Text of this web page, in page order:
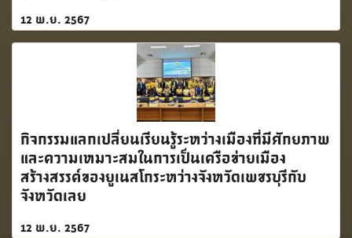
12 พ.ย. 2567
กิจกรรมแลกเปลี่ยนเรียนรู้ระหว่างเมืองที่มีศักยภาพ
และความเหมาะสมในการเป็นเครือข่ายเมือง
สร้างสรรค์ของยูเนสโกระหว่างจังหวัดเพชรบุรีกับ
จังหวัดเลย
12 พ.ย. 2567